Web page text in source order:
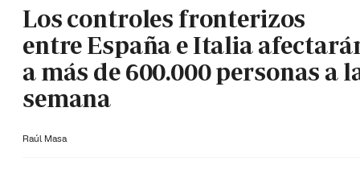
Los controles fronterizos
entre España e Italia
a más de 600.000 personas a
semana
Raúl Masa